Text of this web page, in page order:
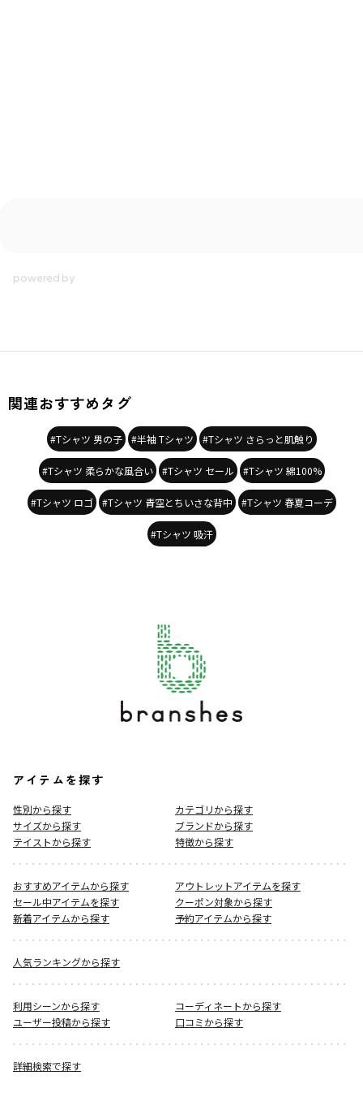
モデル：身長109.0cm 体重17.0kg
サイズ：サイズ110
ブランド ／branshes
シーズン
／アウトレット
カテゴリ
／トップス>半袖Tシャツ・タンクトップ
カラー
／ホワイト
関連おすすめタグ
#Tシャツ 男の子 #半袖 Tシャツ #Tシャツ さらっと肌触り
#Tシャツ 柔らかな風合い #Tシャツ セール #Tシャツ 綿100%
#Tシャツ ロゴ #Tシャツ 青空とちいさな背中 #Tシャツ 春夏コーデ
#Tシャツ 吸汗
アイテムを探す
性別から探す
カテゴリから探す
サイズから探す
ブランドから探す
テイストから探す
特徴から探す
おすすめアイテムから探す
アウトレットアイテムを探す
セール中アイテムを探す
クーポン対象から探す
新着アイテムから探す
予約アイテムから探す
人気ランキングから探す
利用シーンから探す
コーディネートから探す
ユーザー投稿から探す
口コミから探す
詳細検索で探す